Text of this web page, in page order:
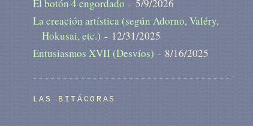
El botón 4 engordado - 5/9/2026
La creación artística (según Adorno, Valéry,
Hokusai, etc.) - 12/31/2025
Entusiasmos XVII (Desvíos) - 8/16/2025
LAS BITÁCORAS